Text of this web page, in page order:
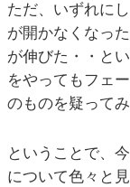
ただ、いずれに
が開かなくなっ
が伸びた・・と
をやってもフェ
のものを疑って
ということで、
について色々と